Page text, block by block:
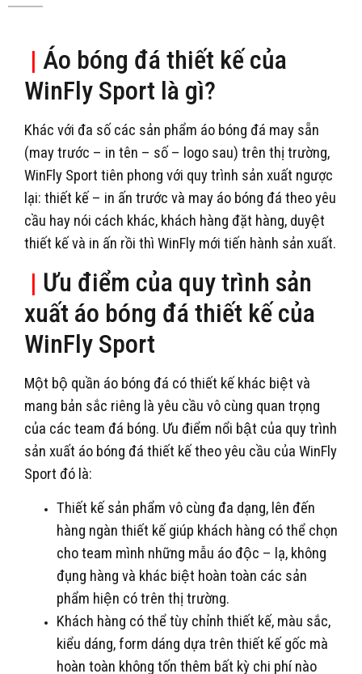
| Áo bóng đá thiết kế của
WinFly Sport là gì?
Khác với đa số các sản phẩm áo bóng đá may sẵn
(may trước – in tên – số – logo sau) trên thị trường,
WinFly Sport tiên phong với quy trình sản xuất ngược
lại: thiết kế – in ấn trước và may áo bóng đá theo yêu
cầu hay nói cách khác, khách hàng đặt hàng, duyệt
thiết kế và in ấn rồi thì WinFly mới tiến hành sản xuất.
| Ưu điểm của quy trình sản
xuất áo bóng đá thiết kế của
WinFly Sport
Một bộ quần áo bóng đá có thiết kế khác biệt và
mang bản sắc riêng là yêu cầu vô cùng quan trọng
của các team đá bóng. Ưu điểm nổi bật của quy trình
sản xuất áo bóng đá thiết kế theo yêu cầu của WinFly
Sport đó là:
Thiết kế sản phẩm vô cùng đa dạng, lên đến
hàng ngàn thiết kế giúp khách hàng có thể chọn
cho team mình những mẫu áo độc – lạ, không
đụng hàng và khác biệt hoàn toàn các sản
phẩm hiện có trên thị trường.
Khách hàng có thể tùy chỉnh thiết kế, màu sắc,
kiểu dáng, form dáng dựa trên thiết kế gốc mà
hoàn toàn không tốn thêm bất kỳ chi phí nào